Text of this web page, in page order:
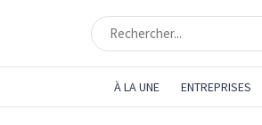
À LA UNE ENTREPRISES